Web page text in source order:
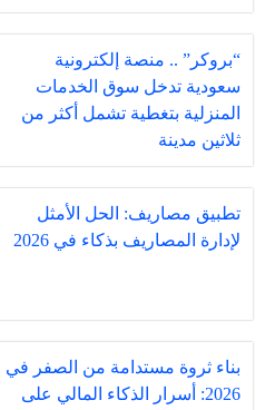
“بروكر” .. منصة إلكترونية
سعودية تدخل سوق الخدمات
المنزلية بتغطية تشمل أكثر من
ثلاثين مدينة
تطبيق مصاريف: الحل الأمثل
لإدارة المصاريف بذكاء في 2026
بناء ثروة مستدامة من الصفر في
2026: أسرار الذكاء المالي على